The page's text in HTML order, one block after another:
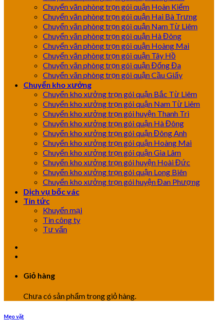
Chuyển văn phòng trọn gói quận Hoàn Kiếm
Chuyển văn phòng trọn gói quận Hai Bà Trưng
Chuyển văn phòng trọn gói quận Nam Từ Liêm
Chuyển văn phòng trọn gói quận Hà Đông
Chuyển văn phòng trọn gói quận Hoàng Mai
Chuyển văn phòng trọn gói quận Tây Hồ
Chuyển văn phòng trọn gói quận Đống Đa
Chuyển văn phòng trọn gói quận Cầu Giấy
Chuyển kho xưởng
Chuyển kho xưởng trọn gói quận Bắc Từ Liêm
Chuyển kho xưởng trọn gói quận Nam Từ Liêm
Chuyển kho xưởng trọn gói huyện Thanh Trì
Chuyển kho xưởng trọn gói quận Hà Đông
Chuyển kho xưởng trọn gói quận Đông Anh
Chuyển kho xưởng trọn gói quận Hoàng Mai
Chuyển kho xưởng trọn gói quận Gia Lâm
Chuyển kho xưởng trọn gói huyện Hoài Đức
Chuyển kho xưởng trọn gói quận Long Biên
Chuyển kho xưởng trọn gói huyện Đan Phượng
Dịch vụ bốc vác
Tin tức
Khuyến mại
Tin công ty
Tư vấn
Giỏ hàng
Chưa có sản phẩm trong giỏ hàng.
Mẹo vặt